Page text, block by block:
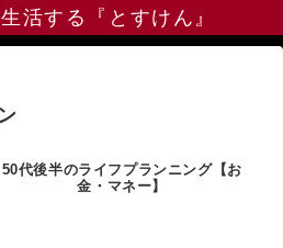
活する『とすけん』
50代後半のライフプランニング【お
金・マネー】